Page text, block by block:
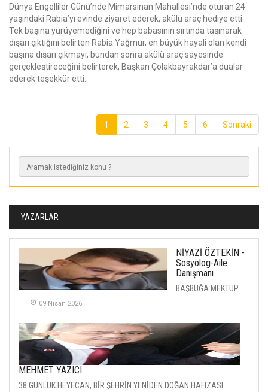
Dünya Engelliler Günü’nde Mimarsinan Mahallesi’nde oturan 24
yaşındaki Rabia’yı evinde ziyaret ederek, akülü araç hediye etti.
Tek başına yürüyemediğini ve hep babasının sırtında taşınarak
dışarı çıktığını belirten Rabia Yağmur, en büyük hayali olan kendi
başına dışarı çıkmayı, bundan sonra akülü araç sayesinde
gerçekleştireceğini belirterek, Başkan Çolakbayrakdar’a dualar
ederek teşekkür etti.
1 2 3 4 5 6 Sonraki
YAZARLAR
NİYAZİ ÖZTEKİN -
Sosyolog-Aile
Danışmanı
BAŞBUĞA MEKTUP
09 Nisan 2026
MEHMET YAZICI
38 GÜNLÜK HEYECAN, BİR ŞEHRİN YENİDEN DOĞAN HAFIZASI